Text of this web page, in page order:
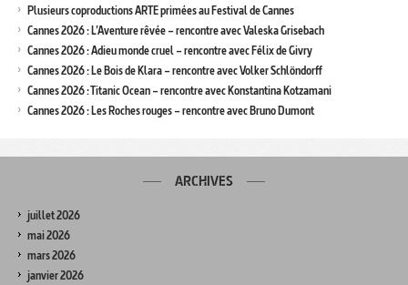
Plusieurs coproductions ARTE primées au Festival de Cannes
Cannes 2026 : L’Aventure rêvée – rencontre avec Valeska Grisebach
Cannes 2026 : Adieu monde cruel – rencontre avec Félix de Givry
Cannes 2026 : Le Bois de Klara – rencontre avec Volker Schlöndorff
Cannes 2026 : Titanic Ocean – rencontre avec Konstantina Kotzamani
Cannes 2026 : Les Roches rouges – rencontre avec Bruno Dumont
ARCHIVES
juillet 2026
mai 2026
mars 2026
janvier 2026